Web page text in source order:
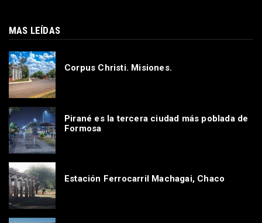
MAS LEÍDAS
Corpus Christi. Misiones.
Pirané es la tercera ciudad más poblada de
Formosa
Estación Ferrocarril Machagai, Chaco